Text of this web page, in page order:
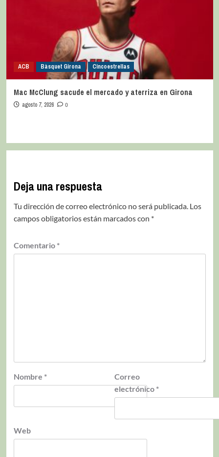
ACB Bàsquet Girona Cincoestrellas
Mac McClung sacude el mercado y aterriza en Girona
agosto 7, 2026 0
Deja una respuesta
Tu dirección de correo electrónico no será publicada. Los
campos obligatorios están marcados con *
Comentario *
Nombre *
Correo
electrónico *
Web